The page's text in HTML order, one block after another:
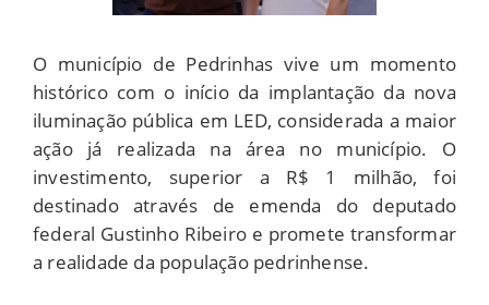
O município de Pedrinhas vive um momento
histórico com o início da implantação da nova
iluminação pública em LED, considerada a maior
ação já realizada na área no município. O
investimento, superior a R$ 1 milhão, foi
destinado através de emenda do deputado
federal Gustinho Ribeiro e promete transformar
a realidade da população pedrinhense.